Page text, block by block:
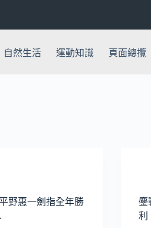
自然生活 運動知識 頁面總攬
野惠一劍指全年勝
鏖
利